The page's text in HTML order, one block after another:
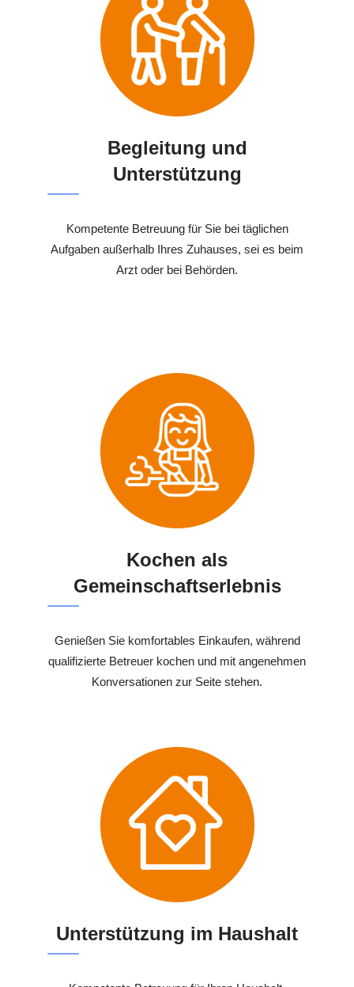
Begleitung und
Unterstützung
Kompetente Betreuung für Sie bei täglichen
Aufgaben außerhalb Ihres Zuhauses, sei es beim
Arzt oder bei Behörden.
Kochen als
Gemeinschaftserlebnis
Genießen Sie komfortables Einkaufen, während
qualifizierte Betreuer kochen und mit angenehmen
Konversationen zur Seite stehen.
Unterstützung im Haushalt